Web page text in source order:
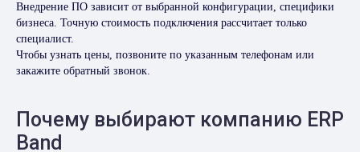
Внедрение ПО зависит от выбранной конфигурации, специфики
бизнеса. Точную стоимость подключения рассчитает только
специалист.
Чтобы узнать цены, позвоните по указанным телефонам или
закажите обратный звонок.
Почему выбирают компанию ERP
Band